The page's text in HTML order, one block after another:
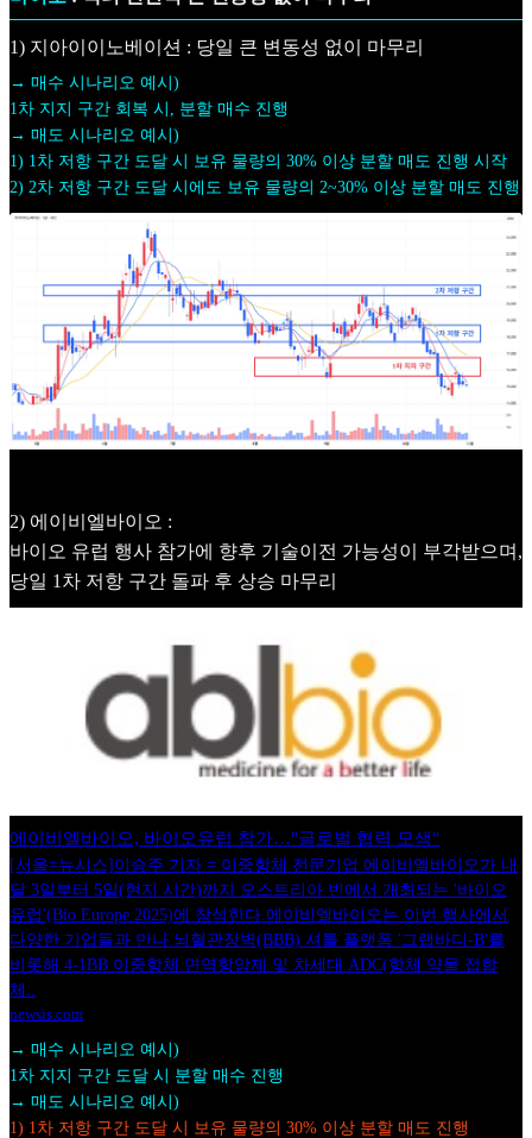
1) 지아이이노베이션 : 당일 큰 변동성 없이 마무리
→ 매수 시나리오 예시)
1차 지지 구간 회복 시, 분할 매수 진행
→ 매도 시나리오 예시)
1) 1차 저항 구간 도달 시 보유 물량의 30% 이상 분할 매도 진행 시작
2) 2차 저항 구간 도달 시에도 보유 물량의 2~30% 이상 분할 매도 진행
2) 에이비엘바이오 :
바이오 유럽 행사 참가에 향후 기술이전 가능성이 부각받으며,
당일 1차 저항 구간 돌파 후 상승 마무리
에이비엘바이오, 바이오유럽 참가…"글로벌 협력 모색"
[서울=뉴시스]이승주 기자 = 이중항체 전문기업 에이비엘바이오가 내
달 3일부터 5일(현지 시간)까지 오스트리아 빈에서 개최되는 '바이오
유럽'(Bio Europe 2025)에 참석한다.에이비엘바이오는 이번 행사에서
다양한 기업들과 만나 뇌혈관장벽(BBB) 셔틀 플랫폼 '그랩바디-B'를
비롯해 4-1BB 이중항체 면역항암제 및 차세대 ADC(항체 약물 접합
체..
newsis.com
→ 매수 시나리오 예시)
1차 지지 구간 도달 시 분할 매수 진행
→ 매도 시나리오 예시)
1) 1차 저항 구간 도달 시 보유 물량의 30% 이상 분할 매도 진행